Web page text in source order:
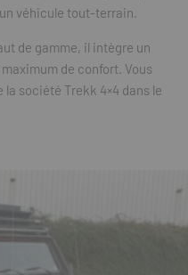
véhicule tout-terrain.
de gamme, il intègre un
de confort. Vous
société Trekk 4×4 dans le